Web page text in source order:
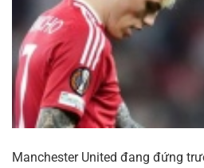
Manchester United đang đứng